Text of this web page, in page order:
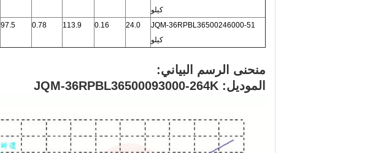
كيلو
JQM-36RPBL36500246000-51
كيلو
24.0
0.16
113.9
0.78
97.5
منحنى الرسم البياني:
الموديل: JQM-36RPBL36500093000-264K